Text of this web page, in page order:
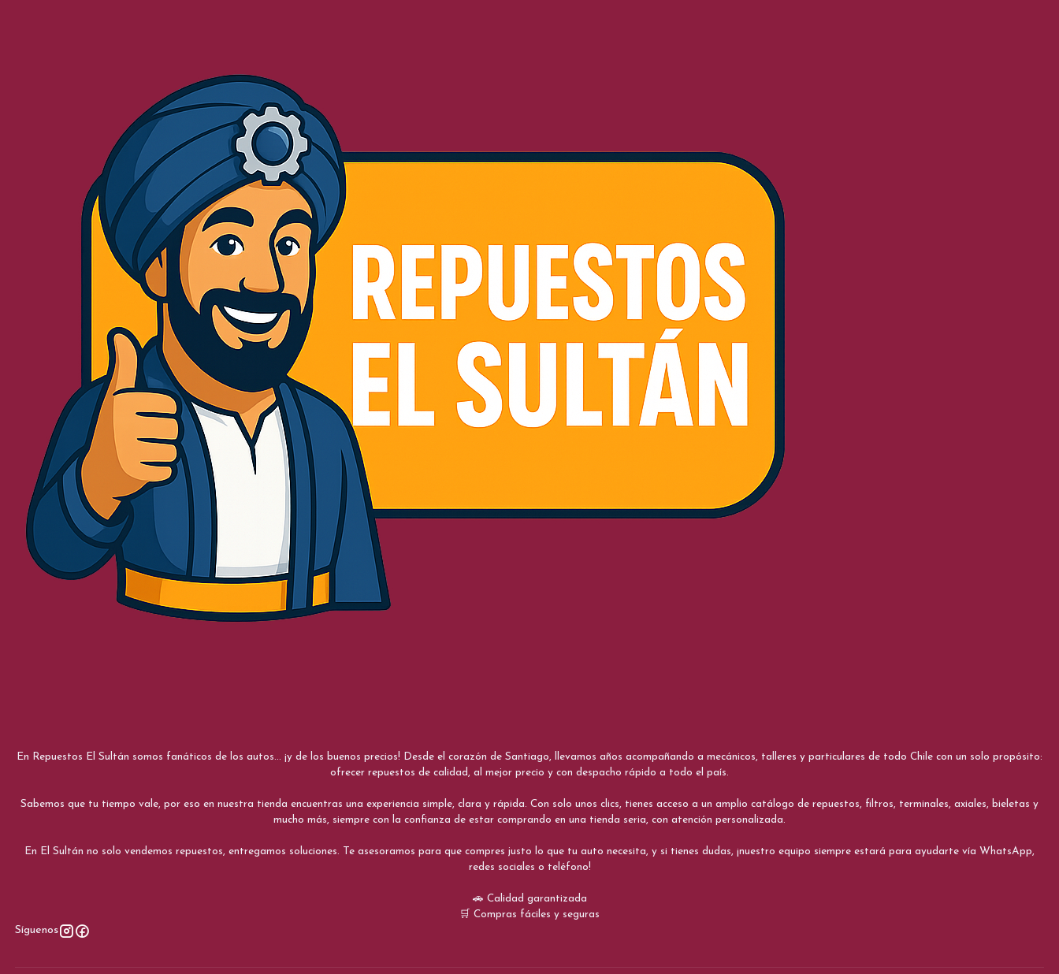
En Repuestos El Sultán somos fanáticos de los autos... ¡y de los buenos precios! Desde el corazón de Santiago, llevamos años acompañando a mecánicos, talleres y particulares de todo Chile con un solo propósito:
ofrecer repuestos de calidad, al mejor precio y con despacho rápido a todo el país.
Sabemos que tu tiempo vale, por eso en nuestra tienda encuentras una experiencia simple, clara y rápida. Con solo unos clics, tienes acceso a un amplio catálogo de repuestos, filtros, terminales, axiales, bieletas y
mucho más, siempre con la confianza de estar comprando en una tienda seria, con atención personalizada.
En El Sultán no solo vendemos repuestos, entregamos soluciones. Te asesoramos para que compres justo lo que tu auto necesita, y si tienes dudas, ¡nuestro equipo siempre estará para ayudarte vía WhatsApp,
redes sociales o teléfono!
🚗 Calidad garantizada
🛒 Compras fáciles y seguras
Síguenos